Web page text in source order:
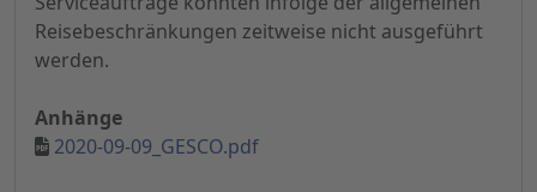
Reisebeschränkungen zeitweise nicht ausgeführt
werden.
Anhänge
2020-09-09_GESCO.pdf